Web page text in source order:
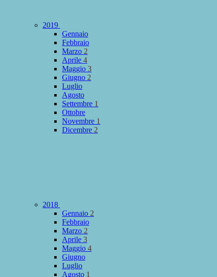
2019
Gennaio
Febbraio
Marzo 2
Aprile 4
Maggio 3
Giugno 2
Luglio
Agosto
Settembre 1
Ottobre
Novembre 1
Dicembre 2
2018
Gennaio 2
Febbraio
Marzo 2
Aprile 3
Maggio 4
Giugno
Luglio
Agosto 1